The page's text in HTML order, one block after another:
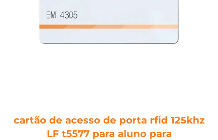
cartão de acesso de porta rfid 125khz
LF t5577 para aluno para